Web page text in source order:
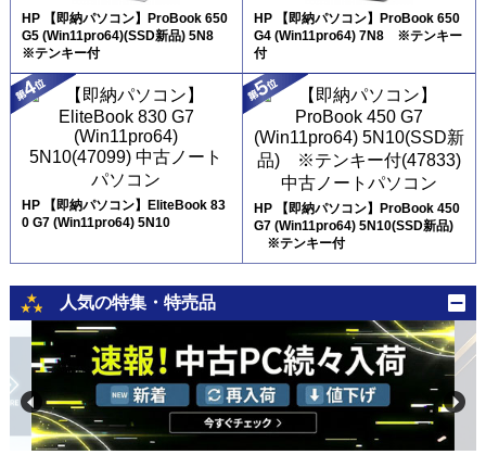
HP 【即納パソコン】ProBook 650
G5 (Win11pro64)(SSD新品) 5N8
※テンキー付
HP 【即納パソコン】ProBook 650
G4 (Win11pro64) 7N8 ※テンキー
付
HP 【即納パソコン】EliteBook 83
0 G7 (Win11pro64) 5N10
HP 【即納パソコン】ProBook 450
G7 (Win11pro64) 5N10(SSD新品)
※テンキー付
人気の特集・特売品